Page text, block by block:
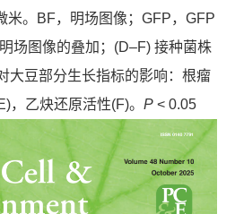
米。BF，明场图像；GFP，GFP
场图像的叠加；(D–F) 接种菌株
大豆部分生长指标的影响：根瘤
，乙炔还原活性(F)。 P < 0.05